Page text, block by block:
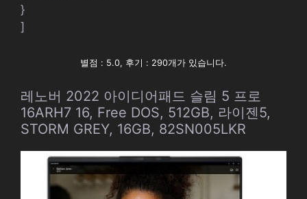
}
]
별점 : 5.0, 후기 : 290개가 있습니다.
레노버 2022 아이디어패드 슬림 5 프로
16ARH7 16, Free DOS, 512GB, 라이젠5,
STORM GREY, 16GB, 82SN005LKR